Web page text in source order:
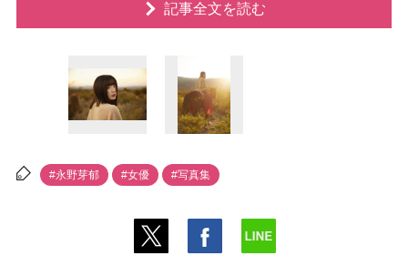
記事全文を読む
#永野芽郁 #女優 #写真集